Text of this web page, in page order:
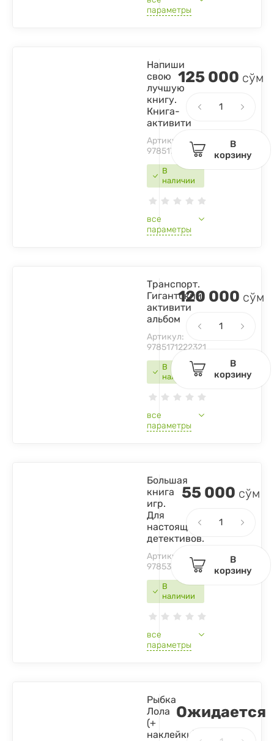
параметры
В
наличии
Напиши
свою
лучшую
книгу.
Книга-
активити
Артикул:
9785171069056
все
параметры
125 000 сўм
В
корзину
В
наличии
Транспорт.
Гигантский
активити
альбом
Артикул:
9785171222321
все
параметры
120 000 сўм
В
корзину
В
наличии
Большая
книга
игр.
Для
настоящих
детективов.
Артикул:
9785378341306
все
параметры
55 000 сўм
В
корзину
Рыбка
Лола
(+
наклейки)
Ожидается